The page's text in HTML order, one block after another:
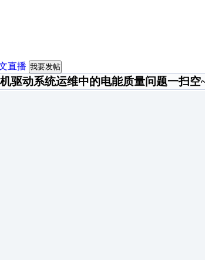
直播 我要发帖
驱动系统运维中的电能质量问题一扫空